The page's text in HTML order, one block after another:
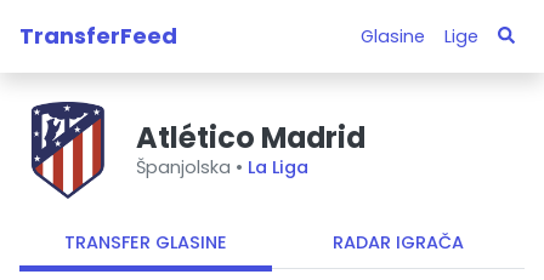
TransferFeed Glasine Lige
Atlético Madrid
Španjolska • La Liga
TRANSFER GLASINE RADAR IGRAČA